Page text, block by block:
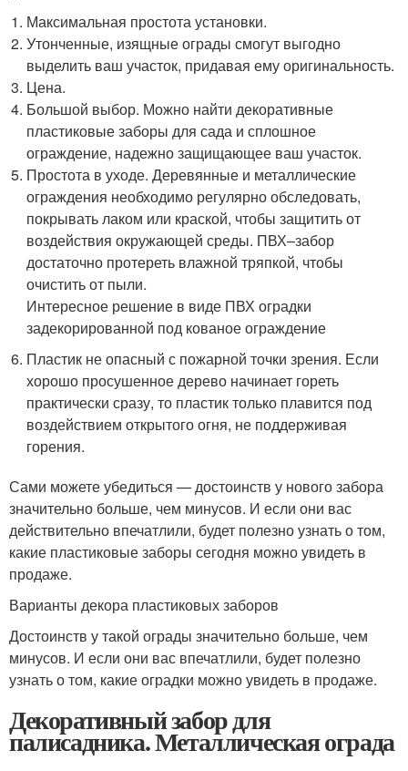
Максимальная простота установки.
Утонченные, изящные ограды смогут выгодно
выделить ваш участок, придавая ему оригинальность.
Цена.
Большой выбор. Можно найти декоративные
пластиковые заборы для сада и сплошное
ограждение, надежно защищающее ваш участок.
Простота в уходе. Деревянные и металлические
ограждения необходимо регулярно обследовать,
покрывать лаком или краской, чтобы защитить от
воздействия окружающей среды. ПВХ–забор
достаточно протереть влажной тряпкой, чтобы
очистить от пыли.
Интересное решение в виде ПВХ оградки
задекорированной под кованое ограждение
Пластик не опасный с пожарной точки зрения. Если
хорошо просушенное дерево начинает гореть
практически сразу, то пластик только плавится под
воздействием открытого огня, не поддерживая
горения.
Сами можете убедиться — достоинств у нового забора
значительно больше, чем минусов. И если они вас
действительно впечатлили, будет полезно узнать о том,
какие пластиковые заборы сегодня можно увидеть в
продаже.
Варианты декора пластиковых заборов
Достоинств у такой ограды значительно больше, чем
минусов. И если они вас впечатлили, будет полезно
узнать о том, какие оградки можно увидеть в продаже.
Декоративный забор для
палисадника. Металлическая ограда